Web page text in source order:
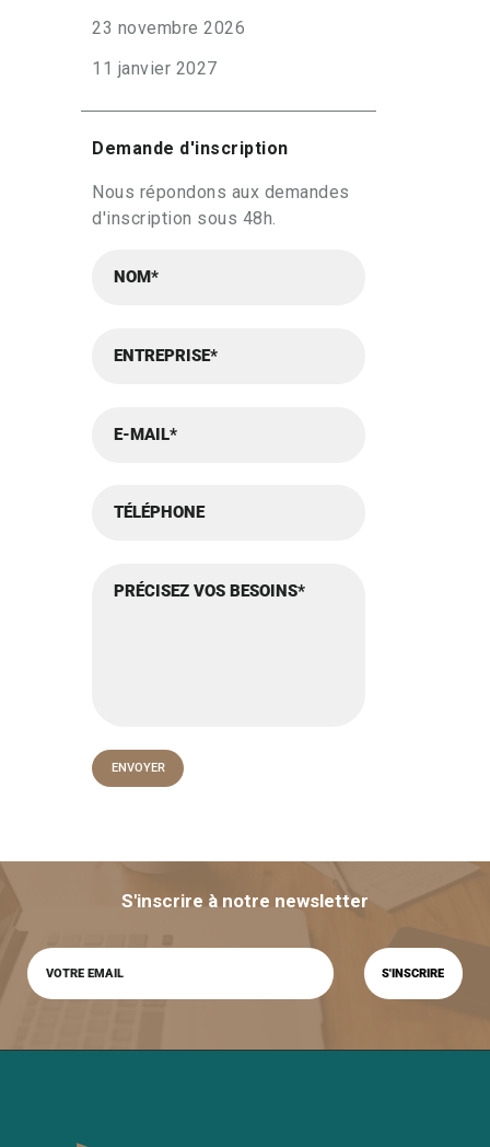
23 novembre 2026
11 janvier 2027
Demande d'inscription
Nous répondons aux demandes
d'inscription sous 48h.
S'inscrire à notre newsletter